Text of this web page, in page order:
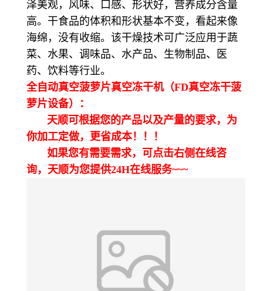
泽美观，风味、口感、形状好，营养成分含量
高。干食品的体积和形状基本不变，看起来像
海绵，没有收缩。该干燥技术可广泛应用于蔬
菜、水果、调味品、水产品、生物制品、医
药、饮料等行业。
全自动真空菠萝片真空冻干机（FD真空冻干菠
萝片设备）：
天顺可根据您的产品以及产量的要求，为
你加工定做，更省成本！！！
如果您有需要需求，可点击右侧在线咨
询，天顺为您提供24H在线服务~~~